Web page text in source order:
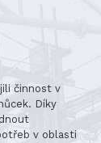
činnost v
Díky
v oblasti